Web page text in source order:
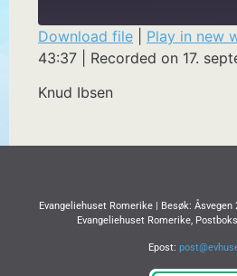
SHARE
LINK
Download file Play in new
43:37
Recorded on 17.
Knud Ibsen
Evangeliehuset Romerike | Besøk: Åsvegen
Evangeliehuset Romerike,
Epost: